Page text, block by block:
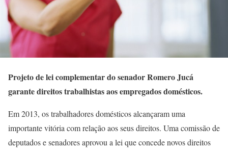
Projeto de lei complementar do senador Romero Jucá
garante direitos trabalhistas aos empregados domésticos.
Em 2013, os trabalhadores domésticos alcançaram uma
importante vitória com relação aos seus direitos. Uma comissão de
deputados e senadores aprovou a lei que concede novos direitos